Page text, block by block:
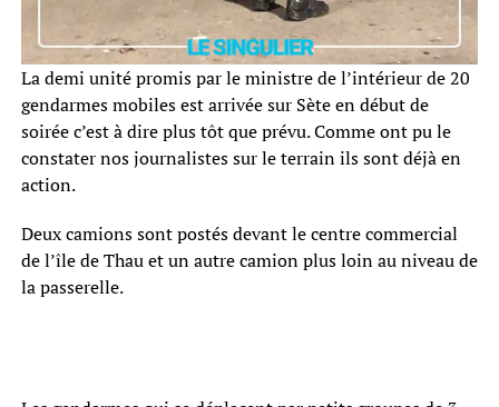
La demi unité promis par le ministre de l’intérieur de 20
gendarmes mobiles est arrivée sur Sète en début de
soirée c’est à dire plus tôt que prévu. Comme ont pu le
constater nos journalistes sur le terrain ils sont déjà en
action.
Deux camions sont postés devant le centre commercial
de l’île de Thau et un autre camion plus loin au niveau de
la passerelle.